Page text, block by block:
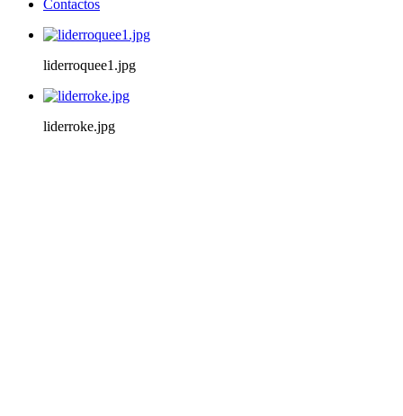
Contactos
liderroquee1.jpg
liderroke.jpg